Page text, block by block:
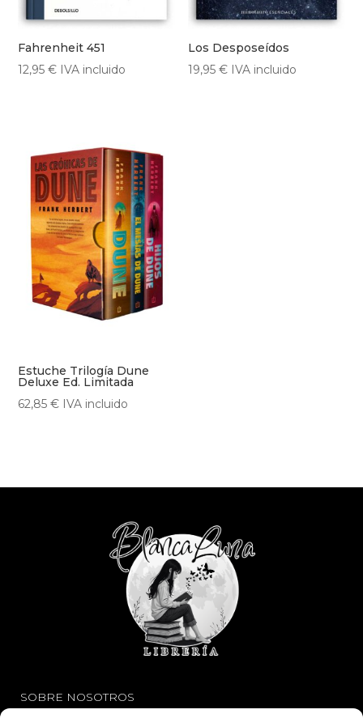
Fahrenheit 451
12,95€ IVA incluido
Los Desposeídos
19,95€ IVA incluido
Estuche Trilogía Dune
Deluxe Ed. Limitada
62,85€ IVA incluido
SOBRE NOSOTROS